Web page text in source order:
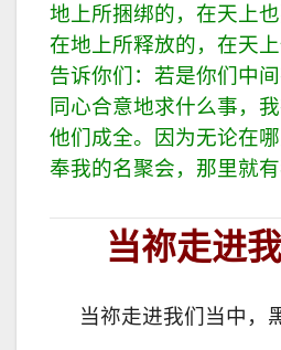
地上所捆绑的，在天上
在地上所释放的，在天上
告诉你们：若是你们中
同心合意地求什么事，
他们成全。
因为无论在
奉我的名聚会，那里就有
当祢走进
当祢走进我们当中，